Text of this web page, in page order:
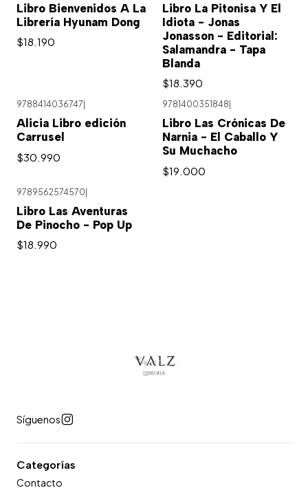
Libro Bienvenidos A La
Librería Hyunam Dong
$18.190
Libro La Pitonisa Y El
Idiota - Jonas
Jonasson - Editorial:
Salamandra - Tapa
Blanda
$18.390
9788414036747
Alicia Libro edición
Carrusel
$30.990
9781400351848
Libro Las Crónicas De
Narnia - El Caballo Y
Su Muchacho
$19.000
9789562574570|
Libro Las Aventuras
De Pinocho - Pop Up
$18.990
Síguenos
Categorías
Contacto